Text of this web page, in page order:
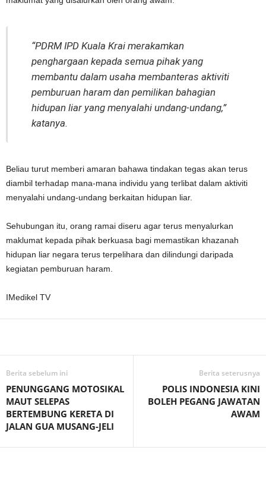
“PDRM IPD Kuala Krai merakamkan
penghargaan kepada semua pihak yang
membantu dalam usaha membanteras aktiviti
pemburuan haram dan pemilikan bahagian
hidupan liar yang menyalahi undang-undang,”
katanya.
Beliau turut memberi amaran bahawa tindakan tegas akan terus
diambil terhadap mana-mana individu yang terlibat dalam aktiviti
menyalahi undang-undang berkaitan hidupan liar.
Sehubungan itu, orang ramai diseru agar terus menyalurkan
maklumat kepada pihak berkuasa bagi memastikan khazanah
hidupan liar negara terus terpelihara dan dilindungi daripada
kegiatan pemburuan haram.
IMedikel TV
Berita sebelum ini
PENUNGGANG MOTOSIKAL
MAUT SELEPAS
BERTEMBUNG KERETA DI
JALAN GUA MUSANG-JELI
Berita seterusnya
POLIS INDONESIA KINI
BOLEH PEGANG JAWATAN
AWAM